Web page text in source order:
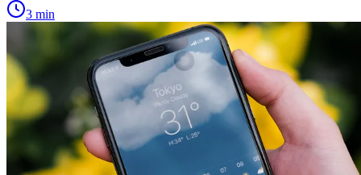
3 min